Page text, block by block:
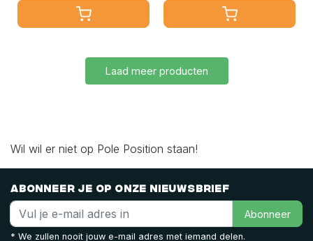
Laad meer producten
Wil wil er niet op Pole Position staan!
Abonneer je op onze nieuwsbrief
Abonneer
* We zullen nooit jouw e-mail adres met iemand delen.